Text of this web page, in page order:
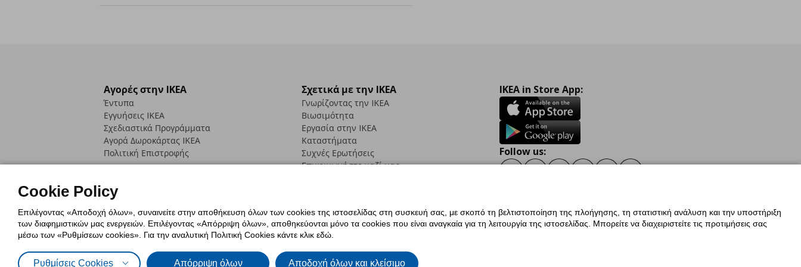
Αγορές στην IKEA
Έντυπα
Εγγυήσεις IKEA
Σχεδιαστικά Προγράμματα
Αγορά Δωρoκάρτας IKEA
Πολιτική Επιστροφής
Σχετικά με την IKEA
Γνωρίζοντας την IKEA
Βιωσιμότητα
Εργασία στην IKEA
Καταστήματα
Συχνές Ερωτήσεις
Επικοινωνήστε μαζί μας
IKEA in Store App:
Follow us:
Πολιτική Cookies Δήλωση ψηφιακής προσβασιμότητας
Γενική Πολιτική Προσωπικών Δεδομένων
Cookie Policy
Επιλέγοντας «Αποδοχή όλων», συναινείτε στην αποθήκευση όλων των cookies της ιστοσελίδας στη συσκευή σας, με σκοπό τη βελτιστοποίηση της πλοήγησης, τη στατιστική ανάλυση και την υποστήριξη
των διαφημιστικών μας ενεργειών. Επιλέγοντας «Απόρριψη όλων», αποθηκεύονται μόνο τα cookies που είναι αναγκαία για τη λειτουργία της ιστοσελίδας. Μπορείτε να διαχειριστείτε τις προτιμήσεις σας
μέσω των «Ρυθμίσεων cookies». Για την αναλυτική Πολιτική Cookies κάντε κλικ εδώ.
Ρυθμίσεις Cookies Απόρριψη όλων Αποδοχή όλων και κλείσιμο